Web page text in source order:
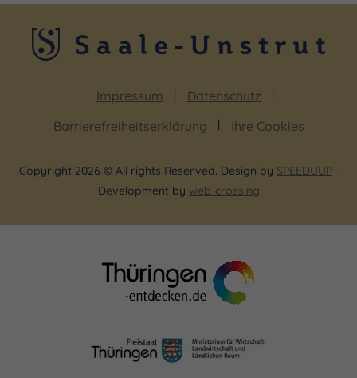
Impressum
Datenschutz
Barrierefreiheitserklärung
Ihre Cookies
Copyright 2026 © All rights Reserved. Design by SPEEDUUP ·
Development by web-crossing